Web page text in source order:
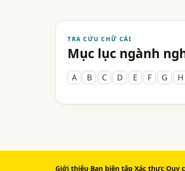
TRA CỨU CHỮ CÁI
Mục lục ngành
A B C D E F G H
Giới thiệu·Ban biên tập·Xác thực·Quy